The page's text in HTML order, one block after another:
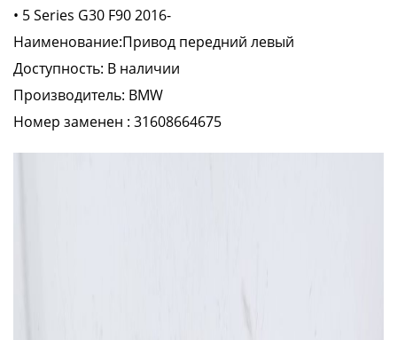
• 5 Series G30 F90 2016-
Наименование:Привод передний левый
Доступность: В наличии
Производитель: BMW
Номер заменен : 31608664675